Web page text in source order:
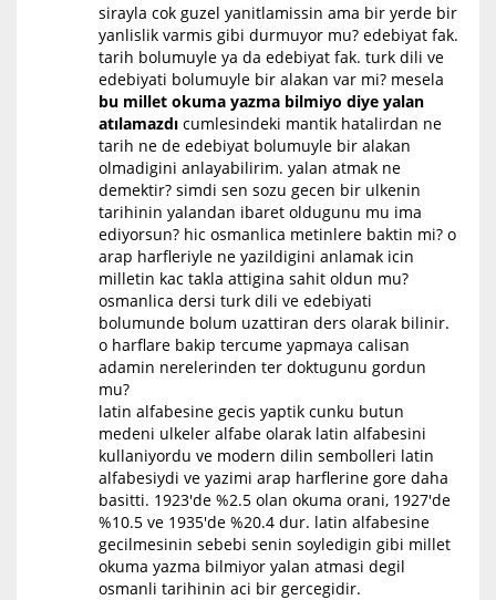
sirayla cok guzel yanitlamissin ama bir yerde bir
yanlislik varmis gibi durmuyor mu? edebiyat fak.
tarih bolumuyle ya da edebiyat fak. turk dili ve
edebiyati bolumuyle bir alakan var mi? mesela
bu millet okuma yazma bilmiyo diye yalan
atılamazdı cumlesindeki mantik hatalirdan ne
tarih ne de edebiyat bolumuyle bir alakan
olmadigini anlayabilirim. yalan atmak ne
demektir? simdi sen sozu gecen bir ulkenin
tarihinin yalandan ibaret oldugunu mu ima
ediyorsun? hic osmanlica metinlere baktin mi? o
arap harfleriyle ne yazildigini anlamak icin
milletin kac takla attigina sahit oldun mu?
osmanlica dersi turk dili ve edebiyati
bolumunde bolum uzattiran ders olarak bilinir.
o harflare bakip tercume yapmaya calisan
adamin nerelerinden ter doktugunu gordun
mu?
latin alfabesine gecis yaptik cunku butun
medeni ulkeler alfabe olarak latin alfabesini
kullaniyordu ve modern dilin sembolleri latin
alfabesiydi ve yazimi arap harflerine gore daha
basitti. 1923'de %2.5 olan okuma orani, 1927'de
%10.5 ve 1935'de %20.4 dur. latin alfabesine
gecilmesinin sebebi senin soyledigin gibi millet
okuma yazma bilmiyor yalan atmasi degil
osmanli tarihinin aci bir gercegidir.